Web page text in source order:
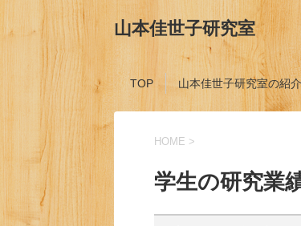
山本佳世子研究室
TOP 山本佳世子研究室の紹介
HOME >
学生の研究業